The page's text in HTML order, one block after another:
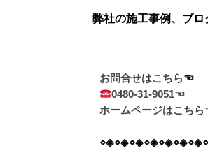
弊社の施工事例、ブロ
お問合せはこちら
0480-31-9051☜
ホームページはこち